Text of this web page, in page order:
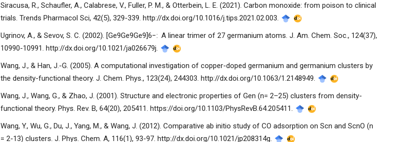
Siracusa, R., Schaufler, A., Calabrese, V., Fuller, P. M., & Otterbein, L. E. (2021). Carbon monoxide: from poison to clinical
trials. Trends Pharmacol Sci, 42(5), 329-339. http://dx.doi.org/10.1016/j.tips.2021.02.003.
Ugrinov, A., & Sevov, S. C. (2002). [Ge9Ge9Ge9]6−: A linear trimer of 27 germanium atoms. J. Am. Chem. Soc., 124(37),
10990-10991. http://dx.doi.org/10.1021/ja026679j.
Wang, J., & Han, J.-G. (2005). A computational investigation of copper-doped germanium and germanium clusters by
the density-functional theory. J. Chem. Phys., 123(24), 244303. http://dx.doi.org/10.1063/1.2148949.
Wang, J., Wang, G., & Zhao, J. (2001). Structure and electronic properties of Gen (n= 2–25) clusters from density-
functional theory. Phys. Rev. B, 64(20), 205411. https://doi.org/10.1103/PhysRevB.64.205411.
Wang, Y., Wu, G., Du, J., Yang, M., & Wang, J. (2012). Comparative ab initio study of CO adsorption on Scn and ScnO (n
= 2-13) clusters. J. Phys. Chem. A, 116(1), 93-97. http://dx.doi.org/10.1021/jp208314g.